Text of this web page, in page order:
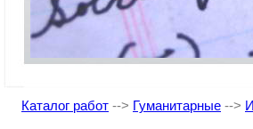
Каталог работ --> Гуманитарные -->